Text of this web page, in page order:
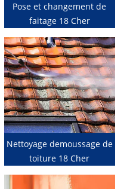
Pose et changement de
faitage 18 Cher
Nettoyage demoussage de
toiture 18 Cher